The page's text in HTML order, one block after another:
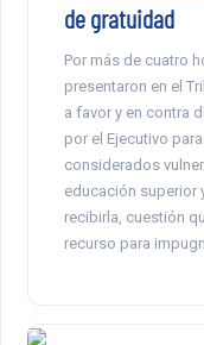
de gratuidad
Por más de cuatro
presentaron en el
a favor y en contra
por el Ejecutivo
considerados
educación superior
recibirla, cuestión
recurso para